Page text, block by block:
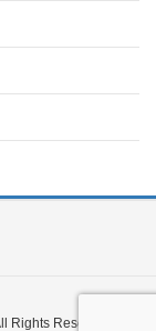
Rights Reserved.